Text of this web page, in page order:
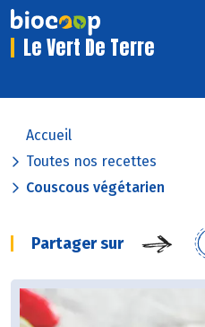
Le Vert De Terre
Accueil
Toutes nos recettes
Couscous végétarien
Partager sur